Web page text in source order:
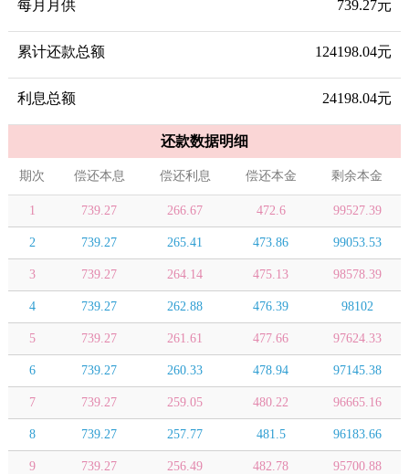
每月月供 739.27元
累计还款总额 124198.04元
利息总额 24198.04元
还款数据明细
期次 偿还本息 偿还利息 偿还本金 剩余本金
1 739.27 266.67 472.6 99527.39
2 739.27 265.41 473.86 99053.53
3 739.27 264.14 475.13 98578.39
4 739.27 262.88 476.39 98102
5 739.27 261.61 477.66 97624.33
6 739.27 260.33 478.94 97145.38
7 739.27 259.05 480.22 96665.16
8 739.27 257.77 481.5 96183.66
9 739.27 256.49 482.78 95700.88